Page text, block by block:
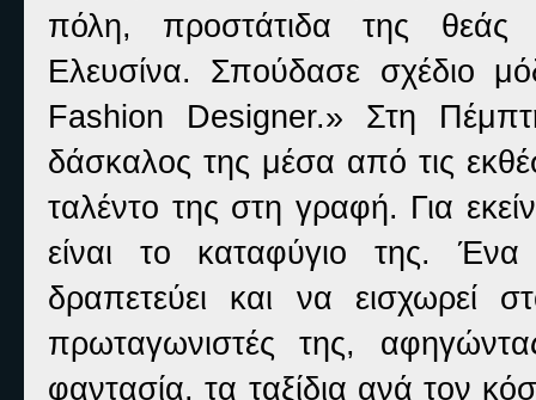
πόλη, προστάτιδα της θεάς
Ελευσίνα. Σπούδασε σχέδιο
Fashion Designer.» Στη
δάσκαλος της μέσα από τις
ταλέντο της στη γραφή. Για
είναι το καταφύγιο της.
δραπετεύει και να εισχωρεί
πρωταγωνιστές της,
φαντασία, τα ταξίδια ανά τον